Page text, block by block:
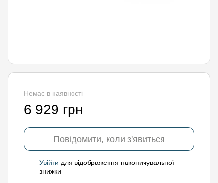
Немає в наявності
6 929 грн
Повідомити, коли з'явиться
Увійти для відображення накопичувальної
знижки